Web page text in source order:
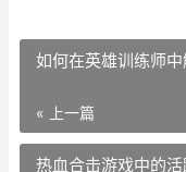
如何在英雄训练师
« 上一篇
热血合击游戏中的